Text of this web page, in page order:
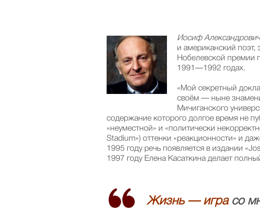
Иосиф
и американский поэт,
Нобелевской премии
1991—1992 годах.
«Мой секретный
своём — ныне
Мичиганского
содержание которого долгое время не
«неуместной» и «политически
Stadium») оттенки «реакционности» и
1995 году речь появляется в издании
1997 году Елена Касаткина делает
Жизнь — играсо